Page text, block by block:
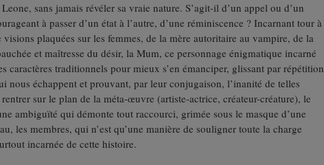
sans jamais révéler sa vraie nature. S’agit-il d’un appel ou d’un
à passer d’un état à l’autre, d’une réminiscence ? Incarnant tour à
plaquées sur les femmes, de la mère autoritaire au vampire, de la
et maîtresse du désir, la Mum, ce personnage énigmatique incarné
caractères traditionnels pour mieux s’en émanciper, glissant par répétition
nous échappent et prouvant, par leur conjugaison, l’inanité de telles
sur le plan de la méta-œuvre (artiste-actrice, créateur-créature), le
ambiguïté qui démonte tout raccourci, grimée sous le masque d’une
les membres, qui n’est qu’une manière de souligner toute la charge
incarnée de cette histoire.